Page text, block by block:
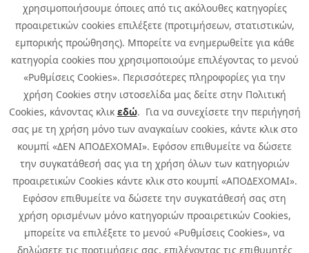
χρησιμοποιήσουμε όποιες από τις ακόλουθες κατηγορίες
προαιρετικών cookies επιλέξετε (προτιμήσεων, στατιστικών,
εμπορικής προώθησης). Μπορείτε να ενημερωθείτε για κάθε
κατηγορία cookies που χρησιμοποιούμε επιλέγοντας το μενού
«Ρυθμίσεις Cookies». Περισσότερες πληροφορίες για την
χρήση Cookies στην ιστοσελίδα μας δείτε στην Πολιτική
Cookies, κάνοντας κλικ εδώ. Για να συνεχίσετε την περιήγησή
σας με τη χρήση μόνο των αναγκαίων cookies, κάντε κλικ στο
κουμπί «ΔΕΝ ΑΠΟΔΕΧΟΜΑΙ». Εφόσον επιθυμείτε να δώσετε
την συγκατάθεσή σας για τη χρήση όλων των κατηγοριών
προαιρετικών Cookies κάντε κλικ στο κουμπί «ΑΠΟΔΕΧΟΜΑΙ».
Εφόσον επιθυμείτε να δώσετε την συγκατάθεσή σας στη
χρήση ορισμένων μόνο κατηγοριών προαιρετικών Cookies,
μπορείτε να επιλέξετε το μενού «Ρυθμίσεις Cookies», να
δηλώσετε τις προτιμήσεις σας, επιλέγοντας τις επιθυμητές